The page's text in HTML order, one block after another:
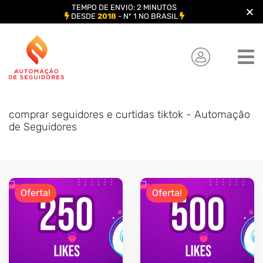
content
comprar seguidores e curtidas tiktok - Automação
de Seguidores
Oferta! Oferta!
TEMPO DE ENVIO: 2 MINUTOS
DESDE 2018- Nº 1 NO BRASIL